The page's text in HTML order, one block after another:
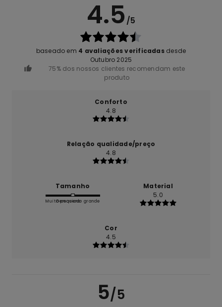
4.5 /5
baseado em 4 avaliações verificadasdesde
Outubro 2025
75% dos nossos clientes recomendam este
produto
Conforto
4.8
Relação qualidade/preço
4.8
Tamanho
Muito pequeno
Demasiado grande
Material
5.0
Cor
4.5
5/5